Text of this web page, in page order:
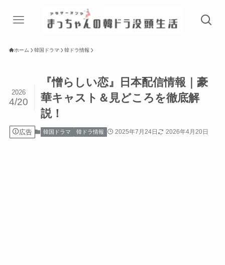
ホーム 韓国ドラマ 韓ドラ情報
『憎らしい恋』日本配信情報｜豪
華キャスト＆見どころを徹底解
説！
2026
4/20
広告 韓国ドラマ 韓ドラ情報 2025年7月24日 2026年4月20日